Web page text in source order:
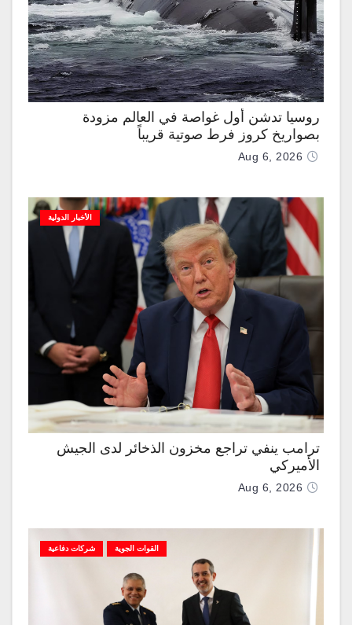
روسيا تدشن أول غواصة في العالم مزودة
بصواريخ كروز فرط صوتية قريباً
Aug 6, 2026
الأخبار الدولية
ترامب ينفي تراجع مخزون الذخائر لدى الجيش
الأميركي
Aug 6, 2026
القوات الجوية شركات دفاعية